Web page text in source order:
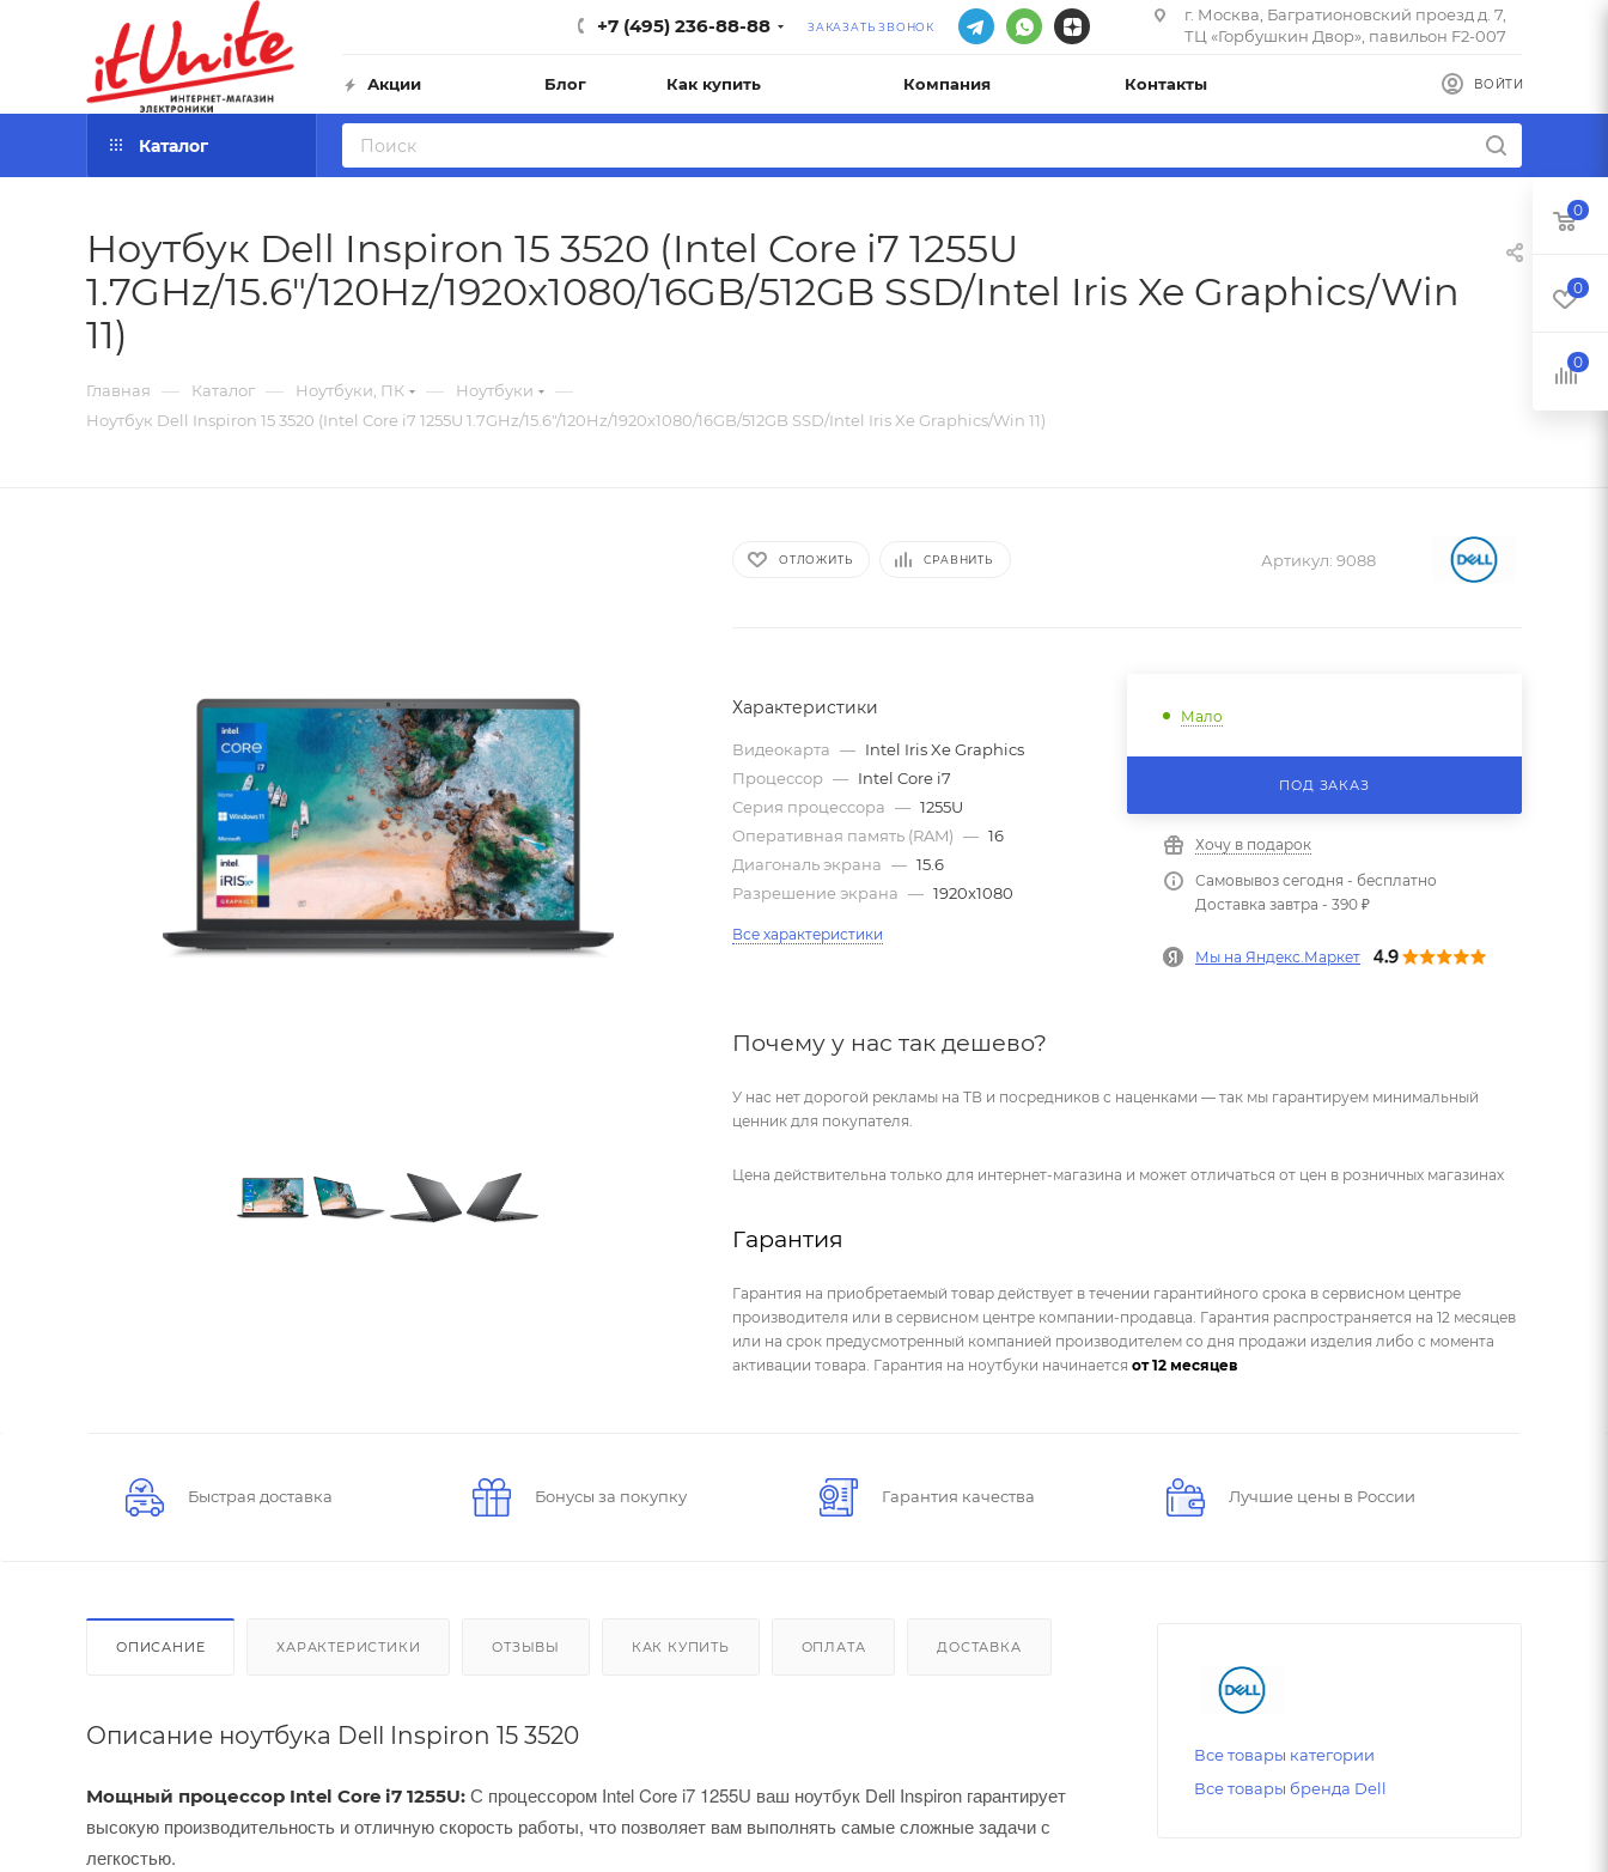
+7 (495) 236-88-88 ЗАКАЗАТЬ ЗВОНОК
г. Москва, Багратионовский проезд д. 7,
ТЦ «Горбушкин Двор», павильон F2-007
ВОЙТИ
Акции Блог Как купить Компания Контакты
Каталог
Ноутбук Dell Inspiron 15 3520 (Intel Core i7 1255U
1.7GHz/15.6"/120Hz/1920x1080/16GB/512GB SSD/Intel Iris Xe Graphics/Win
11)
Главная — Каталог — Ноутбуки, ПК — Ноутбуки —
Ноутбук Dell Inspiron 15 3520 (Intel Core i7 1255U 1.7GHz/15.6"/120Hz/1920x1080/16GB/512GB SSD/Intel Iris Xe Graphics/Win 11)
ОТЛОЖИТЬ СРАВНИТЬ Артикул: 9088
Характеристики
Видеокарта — Intel Iris Xe Graphics
Процессор — Intel Core i7
Серия процессора — 1255U
Оперативная память (RAM) — 16
Диагональ экрана — 15.6
Разрешение экрана — 1920x1080
Все характеристики
Мало
ПОД ЗАКАЗ
Хочу в подарок
Самовывоз сегодня - бесплатно
Доставка завтра - 390 ₽
Мы на Яндекс.Маркет
Почему у нас так дешево?
У нас нет дорогой рекламы на ТВ и посредников с наценками — так мы гарантируем минимальный
ценник для покупателя.
Цена действительна только для интернет-магазина и может отличаться от цен в розничных магазинах
Гарантия
Гарантия на приобретаемый товар действует в течении гарантийного срока в сервисном центре
производителя или в сервисном центре компании-продавца. Гарантия распространяется на 12 месяцев
или на срок предусмотренный компанией производителем со дня продажи изделия либо с момента
активации товара. Гарантия на ноутбуки начинается от 12 месяцев
Быстрая доставка Бонусы за покупку Гарантия качества Лучшие цены в России
ОПИСАНИЕ ХАРАКТЕРИСТИКИ ОТЗЫВЫ КАК КУПИТЬ ОПЛАТА ДОСТАВКА
Описание ноутбука Dell Inspiron 15 3520
Мощный процессор Intel Core i7 1255U: С процессором Intel Core i7 1255U ваш ноутбук Dell Inspiron гарантирует
высокую производительность и отличную скорость работы, что позволяет вам выполнять самые сложные задачи с
легкостью.
Все товары категории
Все товары бренда Dell
0
0
0